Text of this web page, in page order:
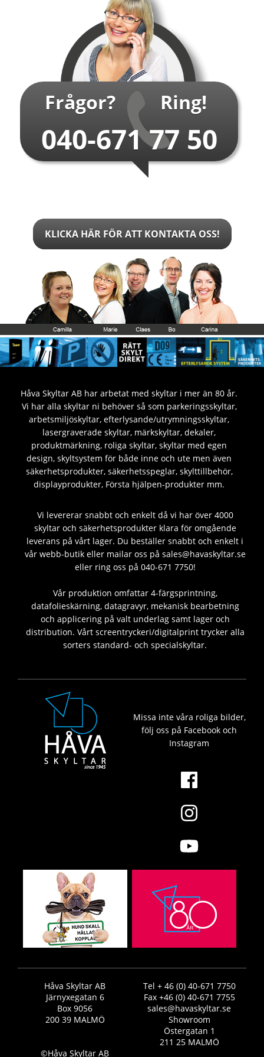
Frågor? Ring!
040-671 77 50
KLICKA HÄR FÖR ATT KONTAKTA OSS!
Håva Skyltar AB har arbetat med skyltar i mer än 80 år.
Vi har alla skyltar ni behöver så som parkeringsskyltar,
arbetsmiljöskyltar, efterlysande/utrymningsskyltar,
lasergraverade skyltar, märkskyltar, dekaler,
produktmärkning, roliga skyltar, skyltar med egen
design, skyltsystem för både inne och ute men även
säkerhetsprodukter, säkerhetsspeglar, skylttillbehör,
displayprodukter, Första hjälpen-produkter mm.
Vi levererar snabbt och enkelt då vi har över 4000
skyltar och säkerhetsprodukter klara för omgående
leverans på vårt lager. Du beställer snabbt och enkelt i
vår webb-butik eller mailar oss på sales@havaskyltar.se
eller ring oss på 040-671 7750!
Vår produktion omfattar 4-färgsprintning,
datafolieskärning, datagravyr, mekanisk bearbetning
och applicering på valt underlag samt lager och
distribution. Vårt screentryckeri/digitalprint trycker alla
sorters standard- och specialskyltar.
Missa inte våra roliga bilder,
följ oss på Facebook och
Instagram
Håva Skyltar AB
Järnyxegatan 6
Box 9056
200 39 MALMÖ
Tel + 46 (0) 40-671 7750
Fax +46 (0) 40-671 7755
sales@havaskyltar.se
Showroom
Östergatan 1
211 25 MALMÖ
©Håva Skyltar AB